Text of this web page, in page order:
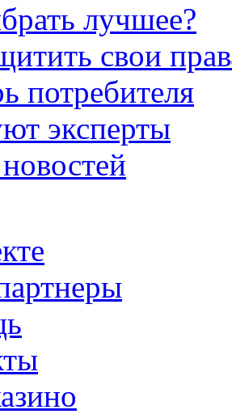
лучшее?
свои
потребителя
эксперты